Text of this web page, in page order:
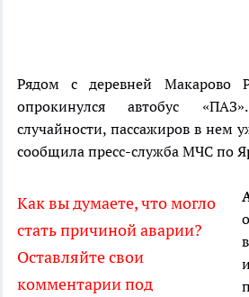
Рядом с деревней Макарово
опрокинулся автобус
случайности, пассажиров в нем
сообщила пресс-служба МЧС по
Как вы думаете, что могло
стать причиной аварии?
Оставляйте свои
комментарии под